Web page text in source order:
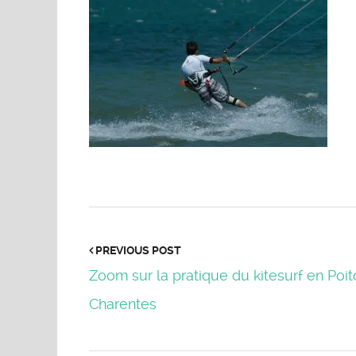
PREVIOUS POST
Zoom sur la pratique du kitesurf en
Charentes